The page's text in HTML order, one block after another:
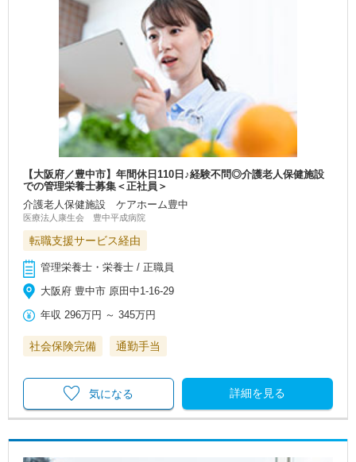
【大阪府／豊中市】年間休日110日♪経験不問◎介護老人保健施設
での管理栄養士募集＜正社員＞
介護老人保健施設 ケアホーム豊中
医療法人康生会 豊中平成病院
転職支援サービス経由
管理栄養士・栄養士 / 正職員
大阪府 豊中市 原田中1‐16‐29
年収 296万円 ～345万円
社会保険完備 通勤手当
詳細を見る
気になる